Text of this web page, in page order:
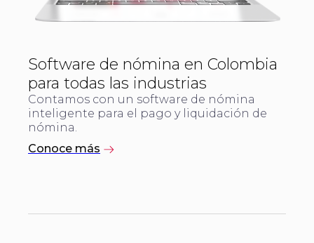
Software de nómina en Colombia
para todas las industrias
Contamos con un ​software de nómina
inteligente​ para el pago y liquidación de
nómina.
Conoce más